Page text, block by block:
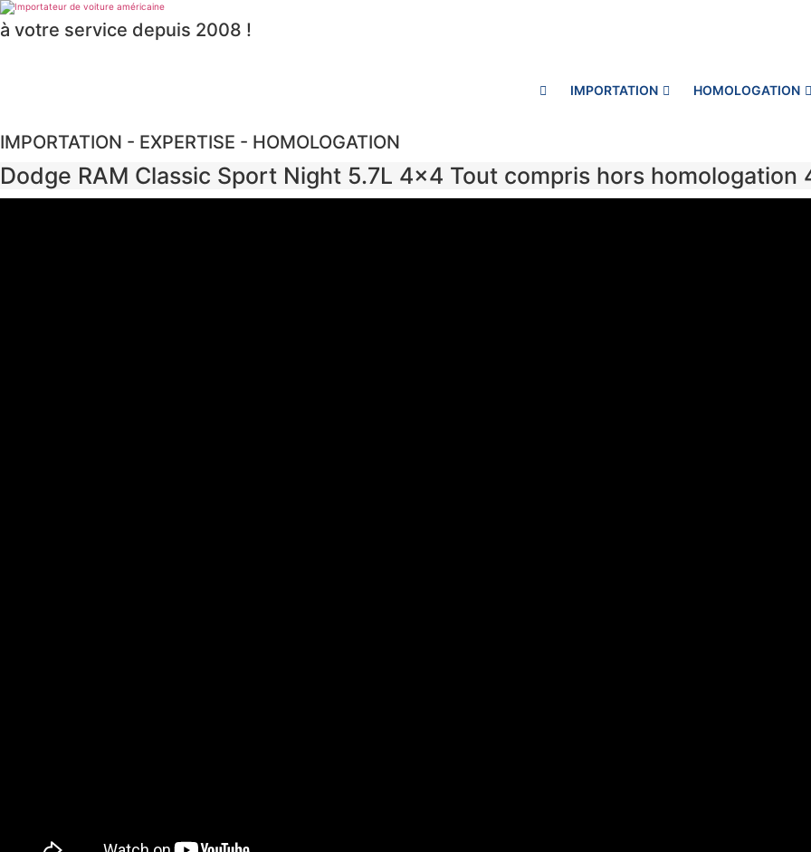
Aller
contenu
à votre service depuis 2008 !
IMPORTATION HOMOLOGATION
IMPORTATION - EXPERTISE - HOMOLOGATION
Dodge RAM Classic Sport Night 5.7L 4×4 Tout compris hors homologation